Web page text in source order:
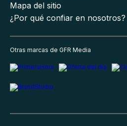
Mapa del sitio
¿Por qué confiar en nosotros?
Otras marcas de GFR Media